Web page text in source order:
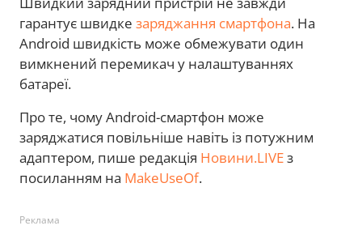
гарантує швидке заряджання смартфона. На
Android швидкість може обмежувати один
вимкнений перемикач у налаштуваннях
батареї.
Про те, чому Android-смартфон може
заряджатися повільніше навіть із потужним
адаптером, пише редакція Новини.LIVEз
посиланням на MakeUseOf.
Реклама